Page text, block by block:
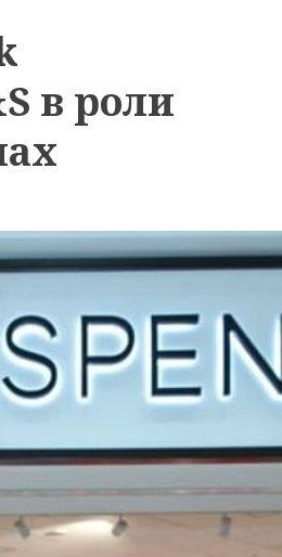
в роли